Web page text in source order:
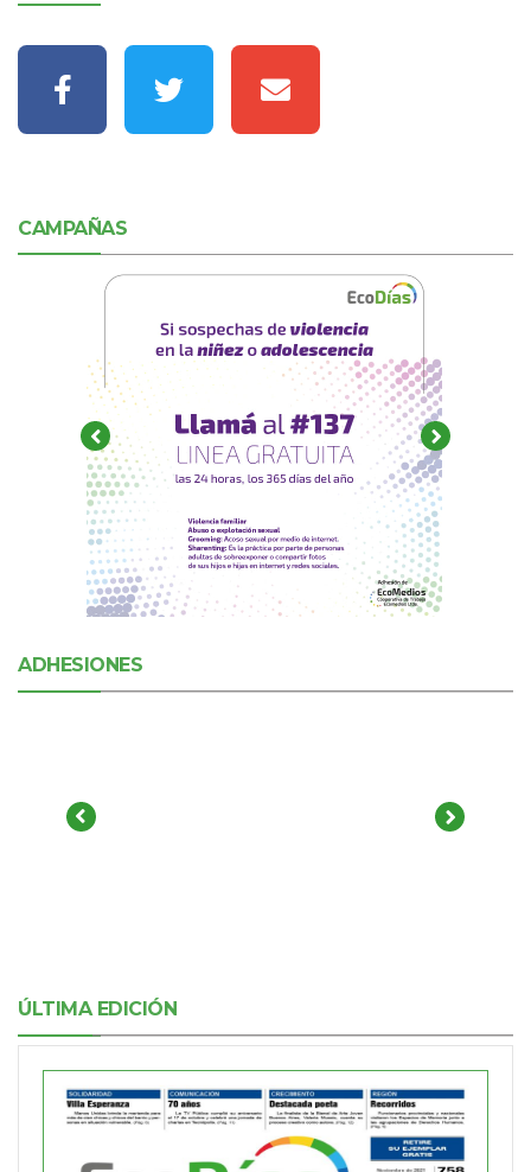
CAMPAÑAS
ADHESIONES
ÚLTIMA EDICIÓN